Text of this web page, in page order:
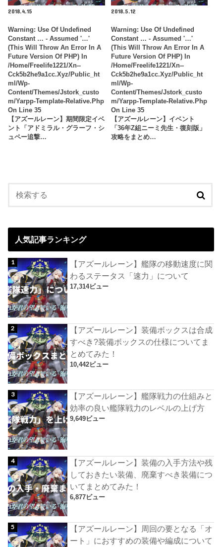
2018.4.15
Warning: Use Of Undefined
Constant … - Assumed '…'
(this Will Throw An Error In A
Future Version Of PHP) In
/home/freelife1221/xn--
Cck5b2he9a1cc.xyz/public_ht
Ml/wp-
Content/themes/jstork_custo
M/yarpp-Template-Relative.php
On Line35
【アズールレーン】期間限定イベ
ント「アドミラル・グラーフ・シ
ュペー追撃…
2018.5.12
Warning: Use Of Undefined
Constant … - Assumed '…'
(this Will Throw An Error In A
Future Version Of PHP) In
/home/freelife1221/xn--
Cck5b2he9a1cc.xyz/public_ht
Ml/wp-
Content/themes/jstork_custo
M/yarpp-Template-Relative.php
On Line 35
【アズールレーン】イベント
「36年Z組ニーミ先生・復刻版」
攻略をまとめ…
人気記事ランキング
【アズールレーン】艦隊の移動速度に関
わるステータス「速力」について
17,314ビュー
【アズールレーン】装備ボックスは合成
すべき?装備ボックスの仕様についてま
とめてみた！
10,442ビュー
【アズールレーン】艦隊戦力の仕組みと
効率の良い艦隊戦力のレベルの上げ方
9,649ビュー
【アズールレーン】装備の入手方法や残
しておきたい装備、廃棄すべき装備につ
いてまとめてみた！
6,877ビュー
【アズールレーン】周回の要となる「オ
ート」におすすめの装備や編成について